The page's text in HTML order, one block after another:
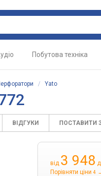
Побутова техніка
/ Yato
ВІДГУКИ ПОСТАВИТИ
від 3 948
Порівняти ціни 4